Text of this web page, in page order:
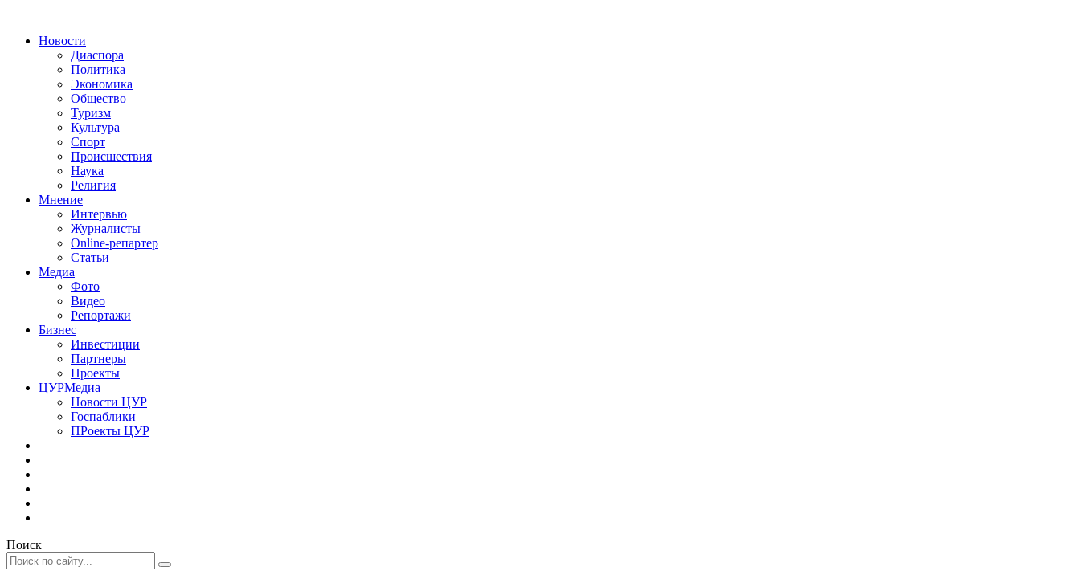
Новости
Диаспора
Политика
Экономика
Общество
Туризм
Культура
Спорт
Происшествия
Наука
Религия
Мнение
Интервью
Журналисты
Online-репартер
Статьи
Медиа
Фото
Видео
Репортажи
Бизнес
Инвестиции
Партнеры
Проекты
ЦУРМедиа
Новости ЦУР
Госпаблики
ПРоекты ЦУР
Поиск